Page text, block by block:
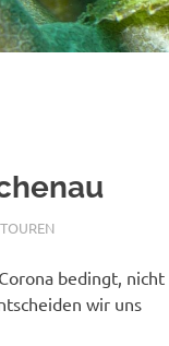
bedingt, nicht
wir uns